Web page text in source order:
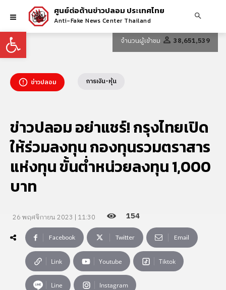
Open toolbar
ศูนย์ต่อต้านข่าวปลอม ประเทศไทย
Anti-Fake News Center Thailand
จำนวนผู้เข้าชม 38,651,539
ข่าวปลอม การเงิน-หุ้น
ข่าวปลอม อย่าแชร์! กรุงไทยเปิด
ให้ร่วมลงทุน กองทุนรวมตราสาร
แห่งทุน ขั้นต่ำหน่วยลงทุน 1,000
บาท
26 พฤศจิกายน 2023 | 11:30 154
Facebook Twitter Email
Link Youtube Tiktok
Line Instagram